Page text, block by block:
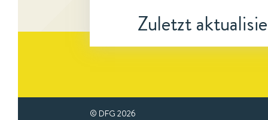
Zuletzt
© DFG 2026